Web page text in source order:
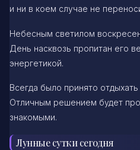
и ни в коем случае не
Небесным светилом
День насквозь пропитан его
энергетикой.
Всегда было принято
Отличным решением будет
знакомыми.
Лунные сутки сегодня